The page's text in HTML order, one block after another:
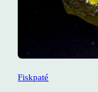
Fiskpaté